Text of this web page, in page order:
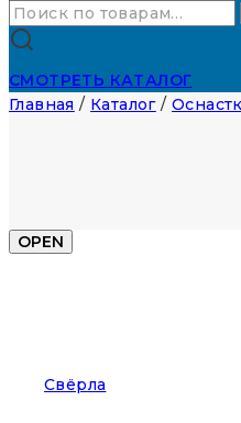
Искать:
СМОТРЕТЬ КАТАЛОГ
Главная / Каталог /
OPEN
Свёрла